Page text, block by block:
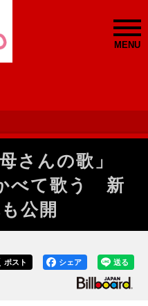
MENU
さんの歌」
べて歌う 新
公開
送る
シェア
ポスト